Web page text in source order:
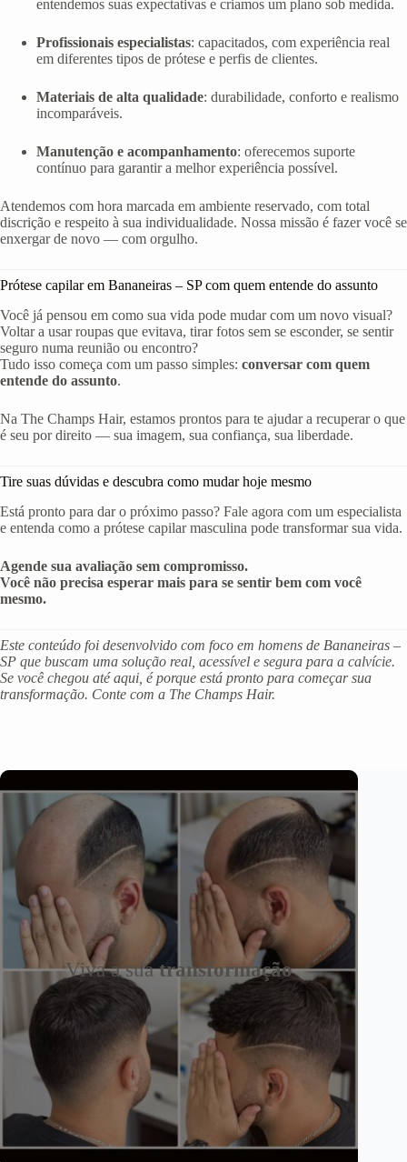
entendemos suas expectativas e criamos um plano sob medida.
Profissionais especialistas: capacitados, com experiência real
em diferentes tipos de prótese e perfis de clientes.
Materiais de alta qualidade: durabilidade, conforto e realismo
incomparáveis.
Manutenção e acompanhamento: oferecemos suporte
contínuo para garantir a melhor experiência possível.
Atendemos com hora marcada em ambiente reservado, com total
discrição e respeito à sua individualidade. Nossa missão é fazer você se
enxergar de novo — com orgulho.
Prótese capilar em Bananeiras – SP com quem entende do assunto
Você já pensou em como sua vida pode mudar com um novo visual?
Voltar a usar roupas que evitava, tirar fotos sem se esconder, se sentir
seguro numa reunião ou encontro?
Tudo isso começa com um passo simples: conversar com quem
entende do assunto.
Na The Champs Hair, estamos prontos para te ajudar a recuperar o que
é seu por direito — sua imagem, sua confiança, sua liberdade.
Tire suas dúvidas e descubra como mudar hoje mesmo
Está pronto para dar o próximo passo? Fale agora com um especialista
e entenda como a prótese capilar masculina pode transformar sua vida.
Agende sua avaliação sem compromisso.
Você não precisa esperar mais para se sentir bem com você
mesmo.
Este conteúdo foi desenvolvido com foco em homens de Bananeiras –
SP que buscam uma solução real, acessível e segura para a calvície.
Se você chegou até aqui, é porque está pronto para começar sua
transformação. Conte com a The Champs Hair.
Viva a suatransformação